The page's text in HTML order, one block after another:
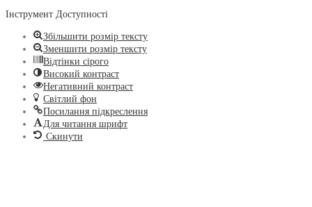
Інструмент Доступності
Збільшити розмір тексту
Зменшити розмір тексту
Відтінки сірого
Високий контраст
Негативний контраст
Світлий фон
Посилання підкреслення
Для читання шрифт
Скинути